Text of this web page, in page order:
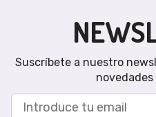
Suscríbete a nuestro